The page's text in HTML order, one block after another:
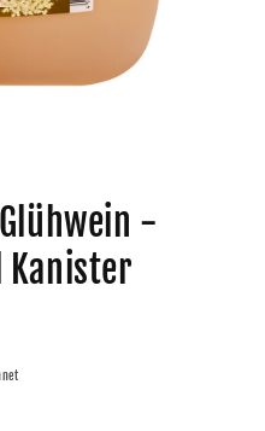
-
Kanister